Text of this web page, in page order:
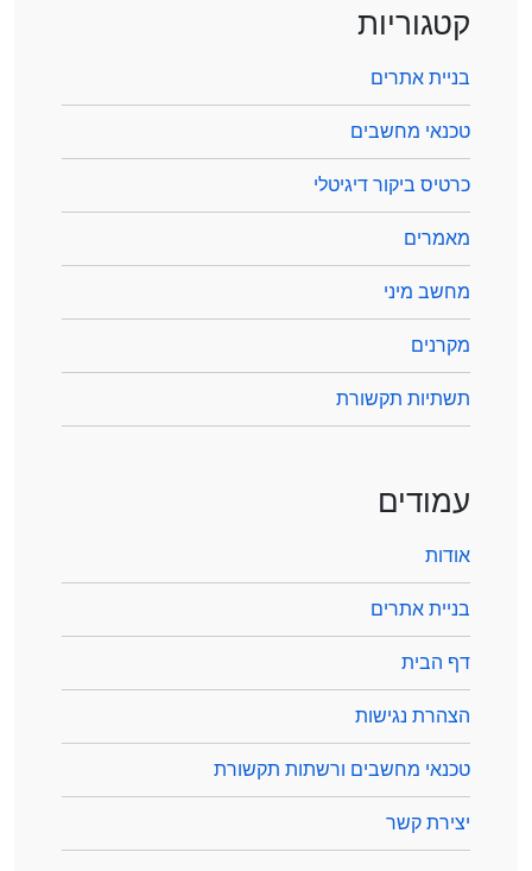
קטגוריות
בניית אתרים
טכנאי מחשבים
כרטיס ביקור דיגיטלי
מאמרים
מחשב מיני
מקרנים
תשתיות תקשורת
עמודים
אודות
בניית אתרים
דף הבית
הצהרת נגישות
טכנאי מחשבים ורשתות תקשורת
יצירת קשר